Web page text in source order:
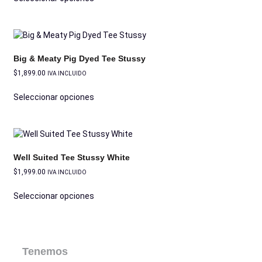
Big & Meaty Pig Dyed Tee Stussy
$1,899.00 IVA INCLUIDO
Seleccionar opciones
Well Suited Tee Stussy White
$1,999.00 IVA INCLUIDO
Seleccionar opciones
Tenemos